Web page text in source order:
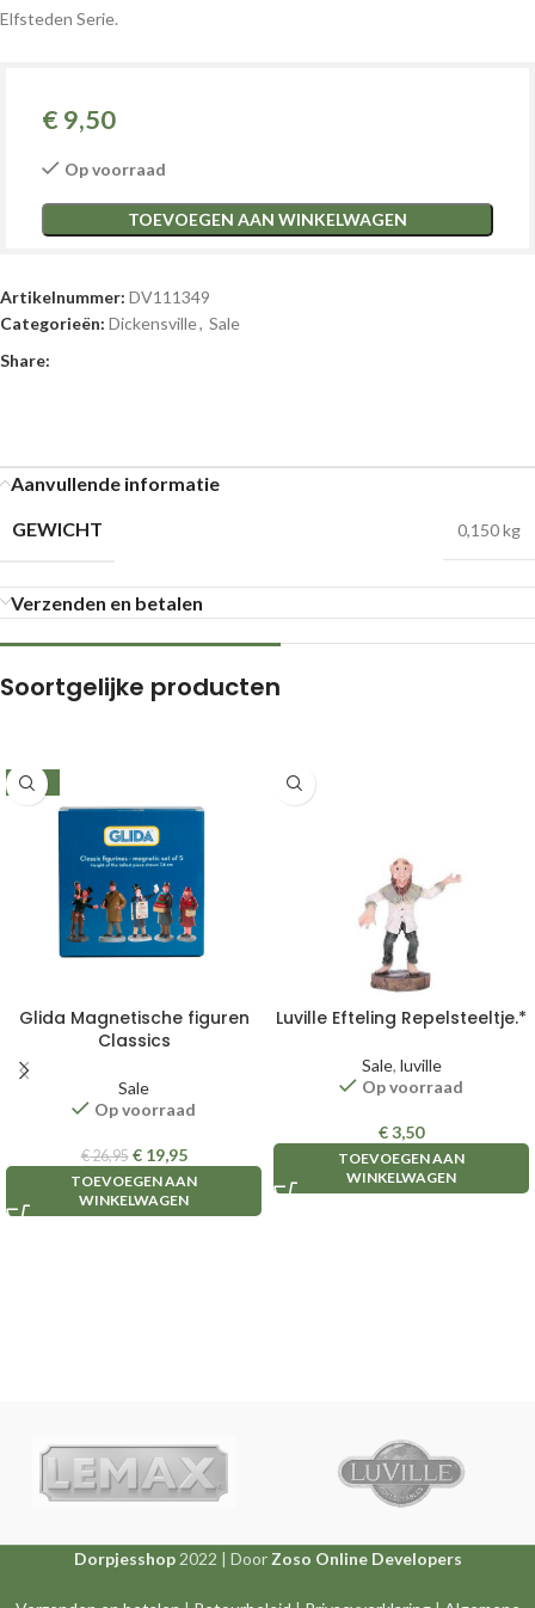
Elfsteden Serie.
€ 9,50
Op voorraad
TOEVOEGEN AAN WINKELWAGEN
Artikelnummer: DV111349
Categorieën: Dickensville, Sale
Share:
Aanvullende informatie
GEWICHT
0,150 kg
Verzenden en betalen
Soortgelijke producten
-26%
Glida Magnetische figuren
Classics
Sale
Op voorraad
€26,95 €19,95
TOEVOEGEN AAN
WINKELWAGEN
Luville Efteling Repelsteeltje.*
Sale, luville
Op voorraad
€3,50
TOEVOEGEN AAN
WINKELWAGEN
Dorpjesshop 2022 | Door Zoso Online Developers